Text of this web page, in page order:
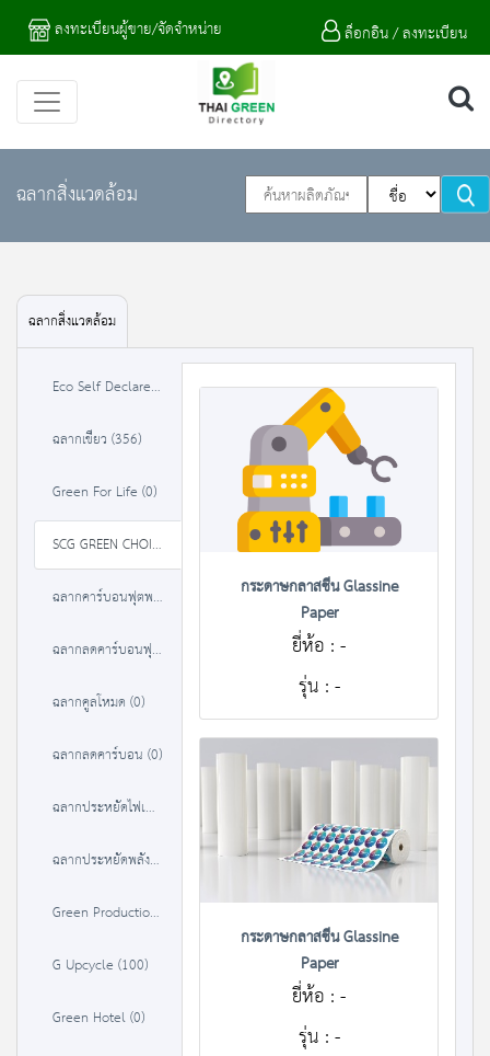
ลงทะเบียนผู้ขาย/จัดจำหน่าย ล็อกอิน / ลงทะเบียน
ฉลากสิ่งแวดล้อม
ฉลากสิ่งแวดล้อม
Eco Self Declare (0)
ฉลากเขียว (356)
Green For Life (0)
SCG GREEN CHOICE (37)
ฉลากคาร์บอนฟุตพริ้นท์ (84)
ฉลากลดคาร์บอนฟุตพริ้นท์ (0)
ฉลากคูลโหมด (0)
ฉลากลดคาร์บอน (0)
ฉลากประหยัดไฟเบอร์ 5 (9302)
ฉลากประหยัดพลังงานประสิทธิภาพสูง (3238)
Green Production (22)
G Upcycle (100)
Green Hotel (0)
กระดาษกลาสซีน Glassine
Paper
ยี่ห้อ : -
รุ่น : -
กระดาษกลาสซีน Glassine
Paper
ยี่ห้อ : -
รุ่น : -